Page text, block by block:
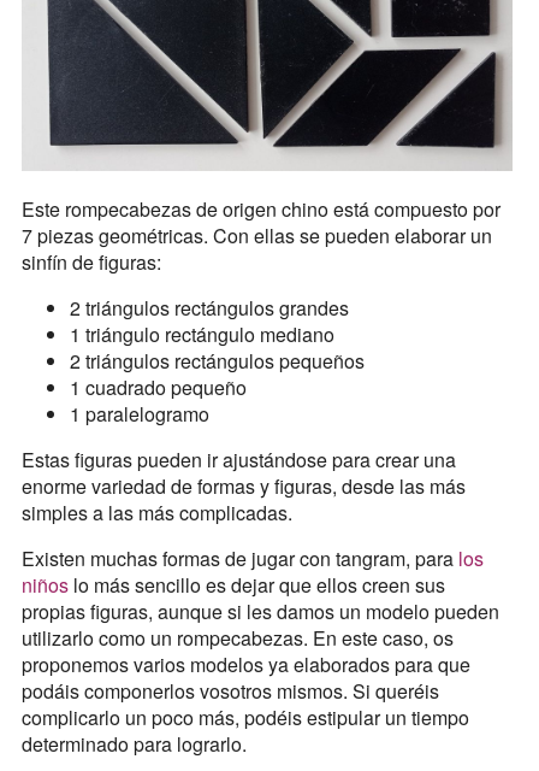
Este rompecabezas de origen chino está compuesto por
7 piezas geométricas. Con ellas se pueden elaborar un
sinfín de figuras:
2 triángulos rectángulos grandes
1 triángulo rectángulo mediano
2 triángulos rectángulos pequeños
1 cuadrado pequeño
1 paralelogramo
Estas figuras pueden ir ajustándose para crear una
enorme variedad de formas y figuras, desde las más
simples a las más complicadas.
Existen muchas formas de jugar con tangram, para los
niñoslo más sencillo es dejar que ellos creen sus
propias figuras, aunque si les damos un modelo pueden
utilizarlo como un rompecabezas. En este caso, os
proponemos varios modelos ya elaborados para que
podáis componerlos vosotros mismos. Si queréis
complicarlo un poco más, podéis estipular un tiempo
determinado para lograrlo.